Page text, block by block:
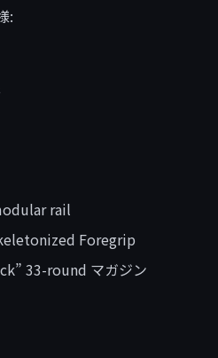
:
rail
Foregrip
33-round マガジン